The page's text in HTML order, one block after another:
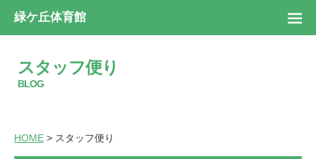
緑ケ丘体育館
スタッフ便り
BLOG
HOME > スタッフ便り